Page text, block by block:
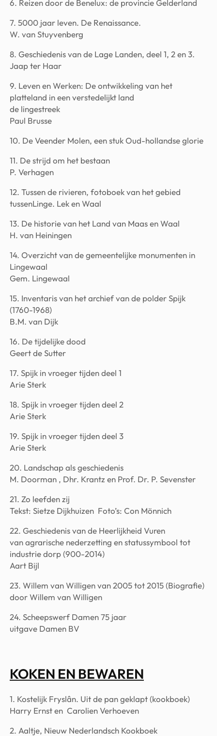
6. Reizen door de Benelux: de provincie Gelderland
7. 5000 jaar leven. De Renaissance.
W. van Stuyvenberg
8. Geschiedenis van de Lage Landen, deel 1, 2 en 3.
Jaap ter Haar
9. Leven en Werken: De ontwikkeling van het
platteland in een verstedelijkt land
de lingestreek
Paul Brusse
10. De Veender Molen, een stuk Oud-hollandse glorie
11. De strijd om het bestaan
P. Verhagen
12. Tussen de rivieren, fotoboek van het gebied
tussenLinge. Lek en Waal
13. De historie van het Land van Maas en Waal
H. van Heiningen
14. Overzicht van de gemeentelijke monumenten in
Lingewaal
Gem. Lingewaal
15. Inventaris van het archief van de polder Spijk
(1760-1968)
B.M. van Dijk
16. De tijdelijke dood
Geert de Sutter
17. Spijk in vroeger tijden deel 1
Arie Sterk
18. Spijk in vroeger tijden deel 2
Arie Sterk
19. Spijk in vroeger tijden deel 3
Arie Sterk
20. Landschap als geschiedenis
M. Doorman , Dhr. Krantz en Prof. Dr. P. Sevenster
21. Zo leefden zij
Tekst: Sietze Dijkhuizen Foto’s: Con Mönnich
22. Geschiedenis van de Heerlijkheid Vuren
van agrarische nederzetting en statussymbool tot
industrie dorp (900-2014)
Aart Bijl
23. Willem van Willigen van 2005 tot 2015 (Biografie)
door Willem van Willigen
24. Scheepswerf Damen 75 jaar
uitgave Damen BV
KOKEN EN BEWAREN
1. Kostelijk Fryslân. Uit de pan geklapt (kookboek)
Harry Ernst en Carolien Verhoeven
2. Aaltje, Nieuw Nederlandsch Kookboek